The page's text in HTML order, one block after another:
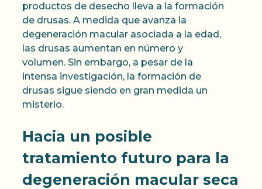
productos de desecho lleva a la formación
de drusas. A medida que avanza la
degeneración macular asociada a la edad,
las drusas aumentan en número y
volumen. Sin embargo, a pesar de la
intensa investigación, la formación de
drusas sigue siendo en gran medida un
misterio.
Hacia un posible
tratamiento futuro para la
degeneración macular seca